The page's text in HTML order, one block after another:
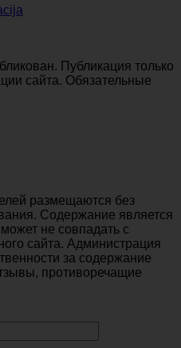
Публикация только
сайта. Обязательные
размещаются без
Содержание является
не совпадать с
сайта. Администрация
за содержание
противоречащие